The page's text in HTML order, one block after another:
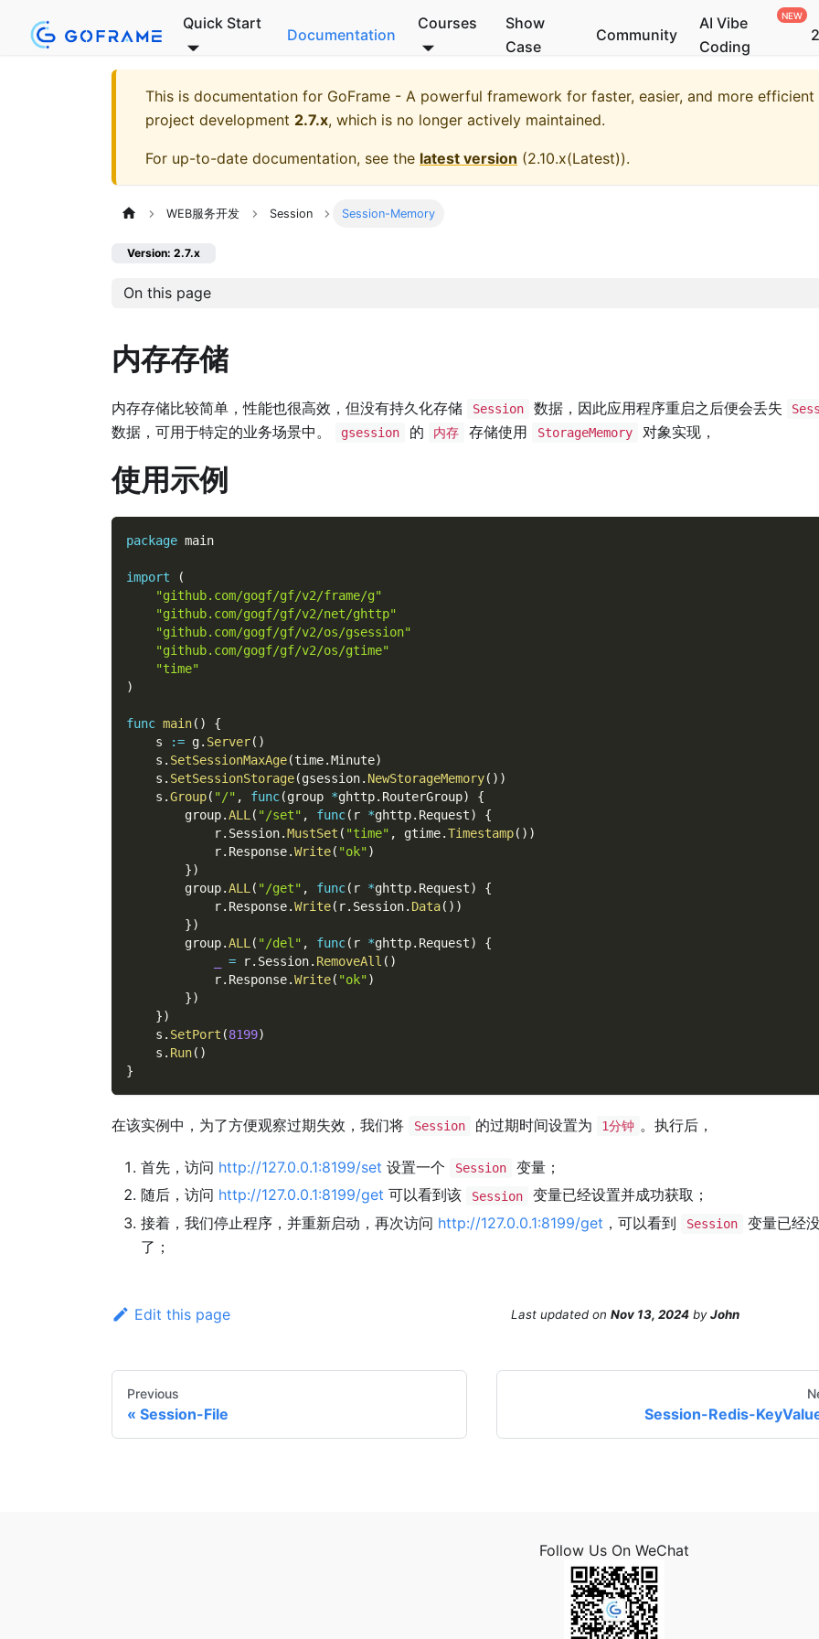
Quick Start
Documentation
Courses
Show
Case
Community
AI Vibe
Coding
This is documentation for GoFrame - A powerful framework for faster, easier, and more efficient
project development 2.7.x, which is no longer actively maintained.
For up-to-date documentation, see the latest version (2.10.x(Latest)).
WEB服务开发 Session Session-Memory
Version: 2.7.x
On this page
内存存储
内存存储比较简单，性能也很高效，但没有持久化存储 Session 数据，因此应用程序重启之后便会丢失
数据，可用于特定的业务场景中。 gsession 的 内存 存储使用 StorageMemory 对象实现，
使用示例
package main
import
(
"github.com/gogf/gf/v2/frame/g"
"github.com/gogf/gf/v2/net/ghttp"
"github.com/gogf/gf/v2/os/gsession"
"github.com/gogf/gf/v2/os/gtime"
"time"
)
func main( )
{
    s
:= g. Server( )
    s
. SetSessionMaxAge(time.Minute)
    s
. SetSessionStorage(gsession. NewStorageMemory( ) )
    s
.Group( "/" , func(group *ghttp. RouterGroup)
{
        group
.ALL ( "/set" , func( r *ghttp. Request)
{
            r
. Session.MustSet ( "time" , gtime.Timestamp( ) )
            r
. Response.Write( "ok")
})
        group
.ALL ( "/get" , func( r *ghttp. Request)
{
            r
. Response.Write( r. Session. Data( ) )
})
        group
.ALL ( "/del" , func( r *ghttp. Request)
{
= r. Session. RemoveAll ( )
            r
. Response.Write( "ok")
})
})
    s
. SetPort (8199)
    s
. Run( )
}
在该实例中，为了方便观察过期失效，我们将 Session 的过期时间设置为 1分钟 。执行后，
首先，访问 http://127.0.0.1:8199/set 设置一个 Session
变量；
随后，访问 http://127.0.0.1:8199/get 可以看到该 Session
变量已经设置并成功获取；
接着，我们停止程序，并重新启动，再次访问 http://127.0.0.1:8199/get ，可以看到 Session
变量已经
了；
Edit this page Last updatedon Nov 13, 2024byJohn
Previous
Session-File Session-Redis-
Follow Us On WeChat